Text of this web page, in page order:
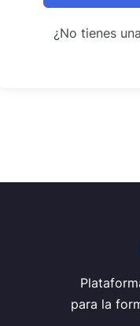
¿No tienes
para la